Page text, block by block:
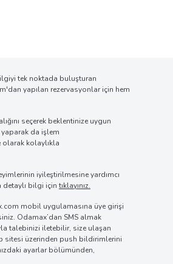
tek noktada buluşturan
yapılan rezervasyonlar için hem
seçerek beklentinize uygun
da işlem
kolaylıkla
iyileştirilmesine yardımcı
detaylı bilgi için tıklayınız.
mobil uygulamasına üye girişi
Odamax’dan SMS almak
talebinizi iletebilir, size ulaşan
sitesi üzerinden push bildirimlerini
ayarlar bölümünden,